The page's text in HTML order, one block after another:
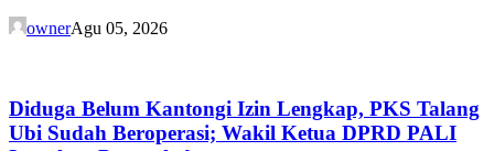
ownerAgu 05, 2026
Diduga Belum Kantongi Izin Lengkap, PKS Talang
Ubi Sudah Beroperasi; Wakil Ketua DPRD PALI